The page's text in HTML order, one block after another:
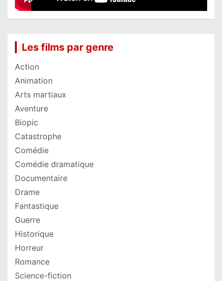
Les films par genre
Action
Animation
Arts martiaux
Aventure
Biopic
Catastrophe
Comédie
Comédie dramatique
Documentaire
Drame
Fantastique
Guerre
Historique
Horreur
Romance
Science-fiction